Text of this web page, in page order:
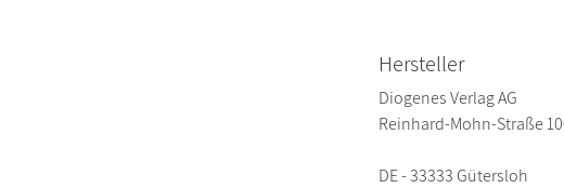
Hersteller
Diogenes Verlag AG
Reinhard-Mohn-Straße
DE - 33333 Gütersloh